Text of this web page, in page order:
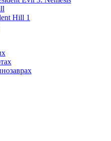
Hill 1